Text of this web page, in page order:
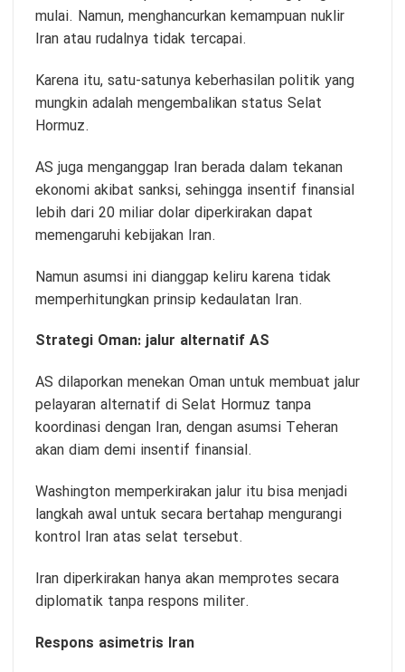
mulai. Namun, menghancurkan kemampuan nuklir
Iran atau rudalnya tidak tercapai.
Karena itu, satu-satunya keberhasilan politik yang
mungkin adalah mengembalikan status Selat
Hormuz.
AS juga menganggap Iran berada dalam tekanan
ekonomi akibat sanksi, sehingga insentif finansial
lebih dari 20 miliar dolar diperkirakan dapat
memengaruhi kebijakan Iran.
Namun asumsi ini dianggap keliru karena tidak
memperhitungkan prinsip kedaulatan Iran.
Strategi Oman: jalur alternatif AS
AS dilaporkan menekan Oman untuk membuat jalur
pelayaran alternatif di Selat Hormuz tanpa
koordinasi dengan Iran, dengan asumsi Teheran
akan diam demi insentif finansial.
Washington memperkirakan jalur itu bisa menjadi
langkah awal untuk secara bertahap mengurangi
kontrol Iran atas selat tersebut.
Iran diperkirakan hanya akan memprotes secara
diplomatik tanpa respons militer.
Respons asimetris Iran